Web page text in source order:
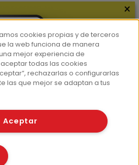
Contacto
Prensa
Consumer
EROSKI
de cookies
×
cookies propias y de terceros
la web funciona de manera
mejor experiencia de
todas las cookies
rechazarlas o configurarlas
las que mejor se adaptan a tus
Aceptar